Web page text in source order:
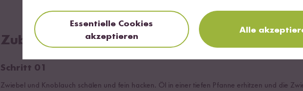
Zubereitung
Schritt 01
Zwiebel und Knoblauch schälen und fein hacken. Öl in einer tiefen Pfanne erhitzen und die
Essentielle Cookies
akzeptieren
Alle